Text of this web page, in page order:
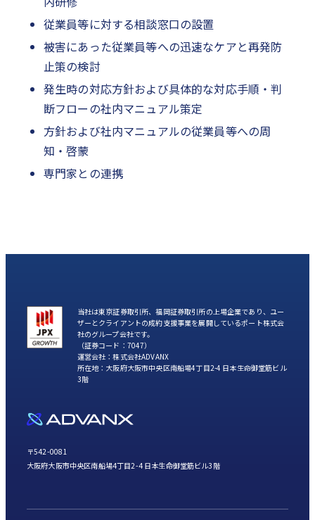
従業員等に対する相談窓口の設置
被害にあった従業員等への迅速なケアと再発防
止策の検討
発生時の対応方針および具体的な対応手順・判
断フローの社内マニュアル策定
方針および社内マニュアルの従業員等への周
知・啓蒙
専門家との連携
当社は東京証券取引所、福岡証券取引所の上場企業であり、ユー
ザーとクライアントの成約支援事業を展開しているポート株式会
社のグループ会社です。
（証券コード：7047）
運営会社：株式会社ADVANX
所在地：大阪府大阪市中央区南船場4丁目2-4 日本生命御堂筋ビル
3階
〒542-0081
大阪府大阪市中央区南船場4丁目2-4 日本生命御堂筋ビル3階